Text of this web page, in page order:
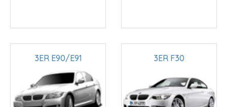
3ER E90/E91 3ER F30